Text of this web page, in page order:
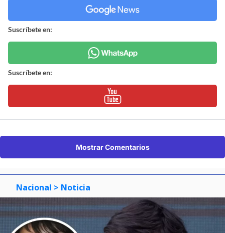
Suscríbete en:
Suscríbete en:
Mostrar Comentarios
Nacional > Noticia